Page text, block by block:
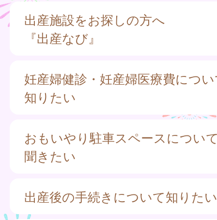
出産施設をお探しの方へ
『出産なび』
妊産婦健診・妊産婦医療費につ
知りたい
おもいやり駐車スペースについ
聞きたい
出産後の手続きについて知りたい